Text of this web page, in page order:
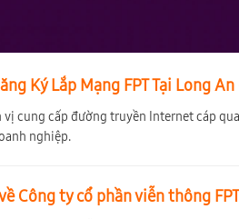
Ký Lắp Mạng FPT Tại Long
vị cung cấp đường truyền Internet cáp
nghiệp.
Công ty cổ phần viễn thông FPT